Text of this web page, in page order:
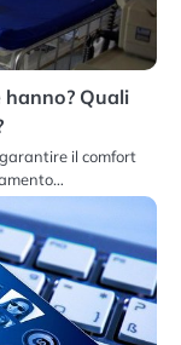
Quali
il comfort